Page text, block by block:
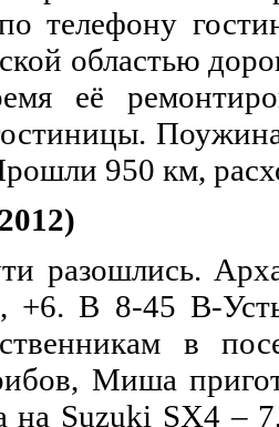
телефону
областью
её
950 км,
разошлись.
+6. В 8-45 В-
в
Миша
на Suzuki SX4 –